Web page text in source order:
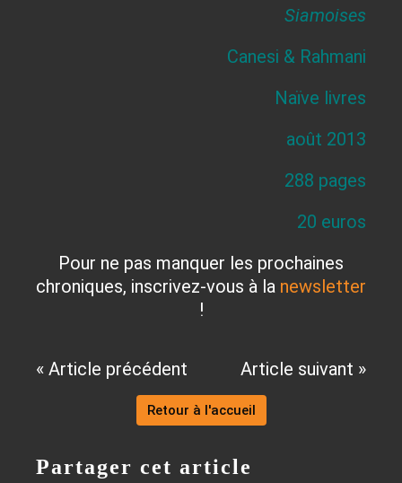
Siamoises
Canesi & Rahmani
Naïve livres
août 2013
288 pages
20 euros
Pour ne pas manquer les prochaines
chroniques, inscrivez-vous à la newsletter
!
« Article précédent Article suivant »
Retour à l'accueil
Partager cet article